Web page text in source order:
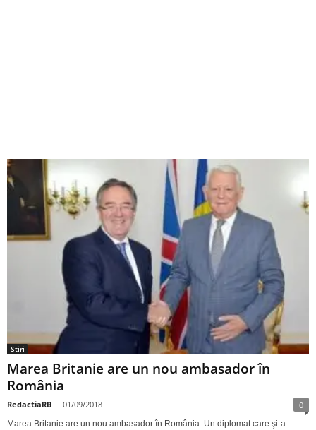
Stiri
Marea Britanie are un nou ambasador în
România
RedactiaRB - 01/09/2018 0
Marea Britanie are un nou ambasador în România. Un diplomat care şi-a